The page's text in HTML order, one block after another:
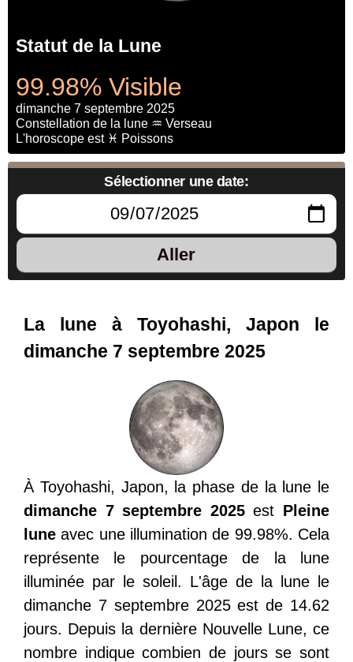
Statut de la Lune
99.98% Visible
dimanche 7 septembre 2025
Constellation de la lune ♒ Verseau
L'horoscope est ♓ Poissons
Sélectionner une date:
Aller
La lune à Toyohashi, Japon le
dimanche 7 septembre 2025
À Toyohashi, Japon, la phase de la lune le
dimanche 7 septembre 2025est Pleine
lune avec une illumination de 99.98%. Cela
représente le pourcentage de la lune
illuminée par le soleil. L'âge de la lune le
dimanche 7 septembre 2025 est de 14.62
jours. Depuis la dernière Nouvelle Lune, ce
nombre indique combien de jours se sont